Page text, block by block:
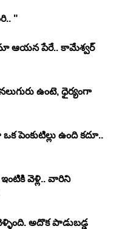
"
మా ఆయన పేరే.. కామేశ్వర్
ఉంటె, ధైర్యంగా
పెంకుటిల్లు ఉంది కదూ..
వెళ్లి.. వారిని
అదొక పాడుబడ్డ